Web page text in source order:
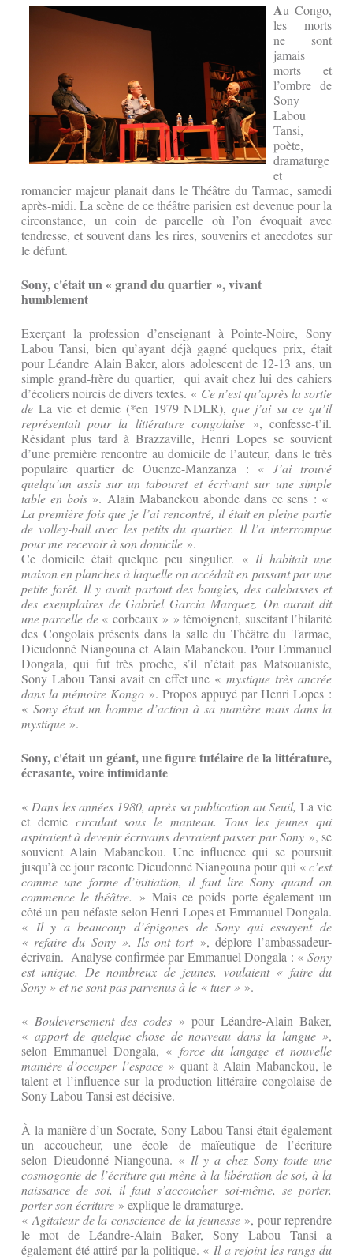
Au Congo,
les morts
ne sont
jamais
morts et
l’ombre de
Sony
Labou
Tansi,
poète,
dramaturge
et
romancier majeur planait dans le Théâtre du Tarmac, samedi
après-midi. La scène de ce théâtre parisien est devenue pour la
circonstance, un coin de parcelle où l’on évoquait avec
tendresse, et souvent dans les rires, souvenirs et anecdotes sur
le défunt.
Sony, c'était un « grand du quartier », vivant
humblement
Exerçant la profession d’enseignant à Pointe-Noire, Sony
Labou Tansi, bien qu’ayant déjà gagné quelques prix, était
pour Léandre Alain Baker, alors adolescent de 12-13 ans, un
simple grand-frère du quartier, qui avait chez lui des cahiers
d’écoliers noircis de divers textes. « Ce n’est qu’après la sortie
de La vie et demie (*en 1979 NDLR), que j’ai su ce qu’il
représentait pour la littérature congolaise », confesse-t’il.
Résidant plus tard à Brazzaville, Henri Lopes se souvient
d’une première rencontre au domicile de l’auteur, dans le très
populaire quartier de Ouenze-Manzanza : «J’ai trouvé
quelqu’un assis sur un tabouret et écrivant sur une simple
table en bois». Alain Mabanckou abonde dans ce sens : «
La première fois que je l’ai rencontré, il était en pleine partie
de volley-ball avec les petits du quartier. Il l’a interrompue
pour me recevoir à son domicile ».
Ce domicile était quelque peu singulier. «Il habitait une
maison en planches à laquelle on accédait en passant par une
petite forêt. Il y avait partout des bougies, des calebasses et
des exemplaires de Gabriel Garcia Marquez. On aurait dit
une parcelle de « corbeaux » » témoignent, suscitant l’hilarité
des Congolais présents dans la salle du Théâtre du Tarmac,
Dieudonné Niangouna et Alain Mabanckou. Pour Emmanuel
Dongala, qui fut très proche, s’il n’était pas Matsouaniste,
Sony Labou Tansi avait en effet une «mystique très ancrée
dans la mémoire Kongo ». Propos appuyé par Henri Lopes :
« Sony était un homme d’action à sa manière mais dans la
mystique ».
Sony, c'était un géant, une figure tutélaire de la littérature,
écrasante, voire intimidante
«Dans les années 1980, après sa publication au Seuil, La vie
et demiecirculait sous le manteau. Tous les jeunes qui
aspiraient à devenir écrivains devraient passer par Sony », se
souvient Alain Mabanckou. Une influence qui se poursuit
jusqu’à ce jour raconte Dieudonné Niangouna pour qui «c’est
comme une forme d’initiation, il faut lire Sony quand on
commence le théâtre. » Mais ce poids porte également un
côté un peu néfaste selon Henri Lopes et Emmanuel Dongala.
« Il y a beaucoup d’épigones de Sony qui essayent de
« refaire du Sony ». Ils ont tort », déplore l’ambassadeur-
écrivain. Analyse confirmée par Emmanuel Dongala : « Sony
est unique. De nombreux de jeunes, voulaient « faire du
Sony » et ne sont pas parvenus à le « tuer » ».
« Bouleversement des codes » pour Léandre-Alain Baker,
« apport de quelque chose de nouveau dans la langue »,
selon Emmanuel Dongala, « force du langage et nouvelle
manière d’occuper l’espace » quant à Alain Mabanckou, le
talent et l’influence sur la production littéraire congolaise de
Sony Labou Tansi est décisive.
À la manière d’un Socrate, Sony Labou Tansi était également
un accoucheur, une école de maïeutique de l’écriture
selon Dieudonné Niangouna. « Il y a chez Sony toute une
cosmogonie de l’écriture qui mène à la libération de soi, à la
naissance de soi, il faut s’accoucher soi-même, se porter,
porter son écriture » explique le dramaturge.
«Agitateur de la conscience de la jeunesse », pour reprendre
le mot de Léandre-Alain Baker, Sony Labou Tansi a
également été attiré par la politique. «Il a rejoint les rangs du